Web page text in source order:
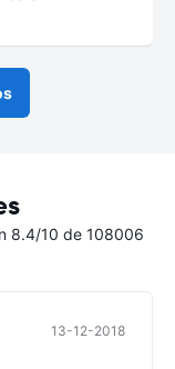
8.4/10 de 108006
13-12-2018